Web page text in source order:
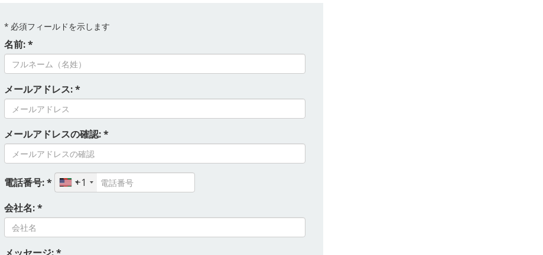
* 必須フィールドを示します
名前: *
メールアドレス: *
メールアドレスの確認: *
電話番号: *
+1
会社名: *